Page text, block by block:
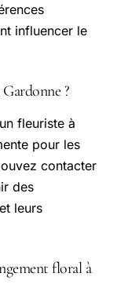
influencer le
?
fleuriste à
pour les
contacter
des
leurs
floral à